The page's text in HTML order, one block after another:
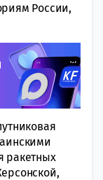
России,
ракетных